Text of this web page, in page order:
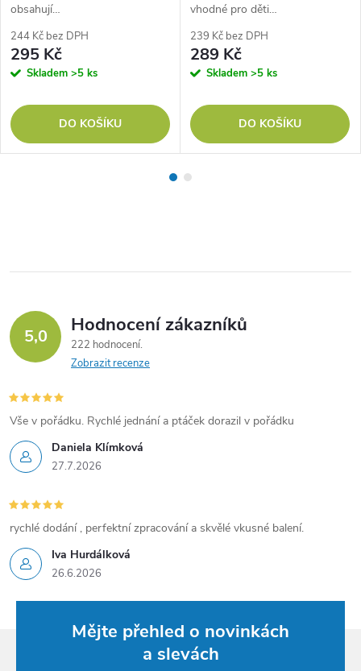
obsahují…
244 Kč bez DPH
295 Kč
Skladem >5 ks
DO KOŠÍKU
vhodné pro děti…
239 Kč bez DPH
289 Kč
Skladem >5 ks
DO KOŠÍKU
5,0 Hodnocení zákazníků
222 hodnocení
Zobrazit recenze
Daniela Klímková
27.7.2026
Vše v pořádku. Rychlé jednání a ptáček dorazil v pořádku
Iva Hurdálková
26.6.2026
rychlé dodání , perfektní zpracování a skvělé vkusné balení.
Mějte přehled o novinkách
a slevách